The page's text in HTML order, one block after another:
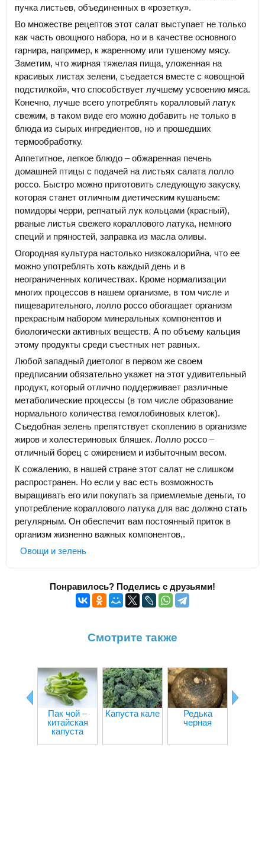
пучка листьев, объединенных в «розетку».
Во множестве рецептов этот салат выступает не только
как часть овощного набора, но и в качестве основного
гарнира, например, к жаренному или тушеному мясу.
Заметим, что жирная тяжелая пища, уложенная на
красивых листах зелени, съедается вместе с «овощной
подстилкой», что способствует лучшему усвоению мяса.
Конечно, лучше всего употреблять коралловый латук
свежим, в таком виде его можно добавить не только в
блюда из сырых ингредиентов, но и прошедших
термообработку.
Аппетитное, легкое блюдо – обжаренная печень
домашней птицы с подачей на листьях салата лолло
россо. Быстро можно приготовить следующую закуску,
которая станет отличным диетическим кушаньем:
помидоры черри, репчатый лук кольцами (красный),
рваные листья свежего кораллового латука, немного
специй и пряностей, заправка из масла оливы.
Огородная культура настолько низкокалорийна, что ее
можно употреблять хоть каждый день и в
неограниченных количествах. Кроме нормализации
многих процессов в нашем организме, в том числе и
пищеварительного, лолло россо обогащает организм
прекрасным набором минеральных компонентов и
биологически активных веществ. А по объему кальция
этому продукты среди съестных нет равных.
Любой западный диетолог в первом же своем
предписании обязательно укажет на этот удивительный
продукт, который отлично поддерживает различные
метаболические процессы (в том числе образование
нормального количества гемоглобиновых клеток).
Съедобная зелень препятствует скоплению в организме
жиров и холестериновых бляшек. Лолло россо –
отличный борец с ожирением и избыточным весом.
К сожалению, в нашей стране этот салат не слишком
распространен. Но если у вас есть возможность
выращивать его или покупать за приемлемые деньги, то
употребление кораллового латука для вас должно стать
регулярным. Он обеспечит вам постоянный приток в
организм жизненно важных компонентов,.
Овощи и зелень
Понравилось? Поделись с друзьями!
Смотрите также
Пак чой –
китайская
капуста
Капуста кале
Редька
черная